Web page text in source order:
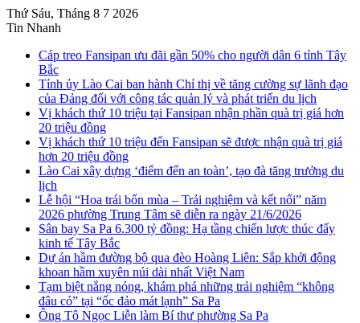
Thứ Sáu, Tháng 8 7 2026
Tin Nhanh
Cáp treo Fansipan ưu đãi gần 50% cho người dân 6 tỉnh Tây
Bắc
Tỉnh ủy Lào Cai ban hành Chỉ thị về tăng cường sự lãnh đạo
của Đảng đối với công tác quản lý và phát triển du lịch
Vị khách thứ 10 triệu tại Fansipan nhận phần quà trị giá hơn
20 triệu đồng
Vị khách thứ 10 triệu đến Fansipan sẽ được nhận quà trị giá
hơn 20 triệu đồng
Lào Cai xây dựng ‘điểm đến an toàn’, tạo đà tăng trưởng du
lịch
Lễ hội “Hoa trái bốn mùa – Trải nghiệm và kết nối” năm
2026 phường Trung Tâm sẽ diễn ra ngày 21/6/2026
Sân bay Sa Pa 6.300 tỷ đồng: Hạ tầng chiến lược thúc đẩy
kinh tế Tây Bắc
Dự án hầm đường bộ qua đèo Hoàng Liên: Sắp khởi động
khoan hầm xuyên núi dài nhất Việt Nam
Tạm biệt nắng nóng, khám phá những trải nghiệm “không
đâu có” tại “ốc đảo mát lạnh” Sa Pa
Ông Tô Ngọc Liễn làm Bí thư phường Sa Pa